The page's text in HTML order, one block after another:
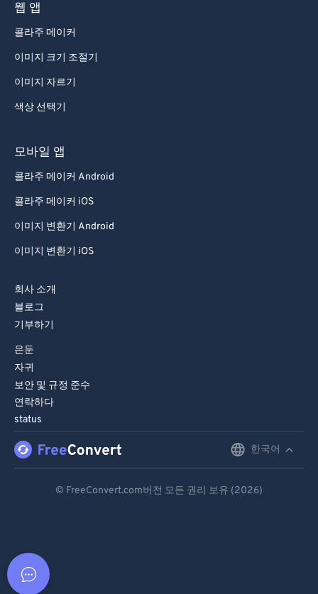
웹 앱
콜라주 메이커
이미지 크기 조절기
이미지 자르기
색상 선택기
모바일 앱
콜라주 메이커 Android
콜라주 메이커 iOS
이미지 변환기 Android
이미지 변환기 iOS
회사 소개
블로그
기부하기
은둔
자귀
보안 및 규정 준수
연락하다
status
한국어
© FreeConvert.com버전 모든 권리 보유 (2026)